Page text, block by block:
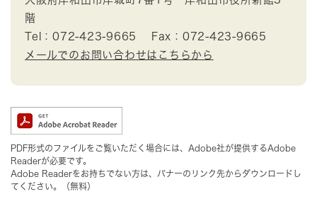
階
Tel：072-423-9665
Fax：072-423-9665
メールでのお問い合わせはこちらから
PDF形式のファイルをご覧いただく場合には、Adobe社が提供するAdobe
Readerが必要です。
Adobe Readerをお持ちでない方は、バナーのリンク先からダウンロードし
てください。（無料）